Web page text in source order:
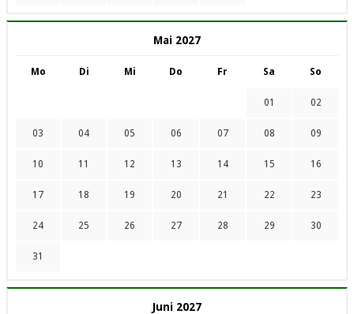
Mai 2027
Mo Di Mi Do Fr Sa So
01 02
03 04 05 06 07 08 09
10 11 12 13 14 15 16
17 18 19 20 21 22 23
24 25 26 27 28 29 30
31
Juni 2027